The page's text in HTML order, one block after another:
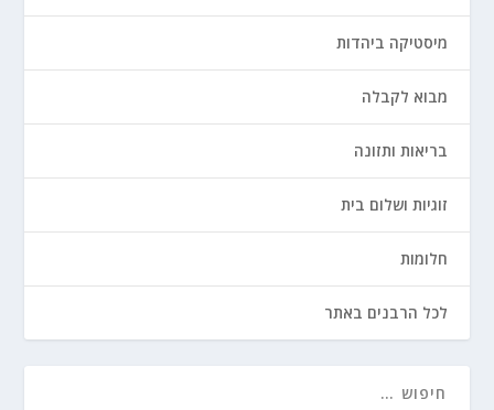
מיסטיקה ביהדות
מבוא לקבלה
בריאות ותזונה
זוגיות ושלום בית
חלומות
לכל הרבנים באתר